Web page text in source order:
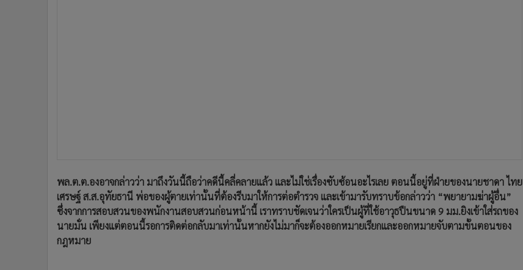
พล.ต.ต.องอาจกล่าวว่า มาถึงวันนี้ถือว่าคดีนี้คลี่คลายแล้ว และไม่ใช่เรื่องซับซ้อนอะไรเลย ตอนนี้อยู่ที่ฝ่ายของนายชาดา ไทย
เศรษฐ์ ส.ส.อุทัยธานี พ่อของผู้ตายเท่านั้นที่ต้องรีบมาให้การต่อตำรวจ และเข้ามารับทราบข้อกล่าวว่า “พยายามฆ่าผู้อื่น”
ซึ่งจากการสอบสวนของพนักงานสอบสวนก่อนหน้านี้ เราทราบชัดเจนว่าใครเป็นผู้ที่ใช้อาวุธปืนขนาด 9 มม.ยิงเข้าใส่รถของ
นายมั่น เพียงแต่ตอนนี้รอการติดต่อกลับมาเท่านั้นหากยังไม่มาก็จะต้องออกหมายเรียกและออกหมายจับตามขั้นตอนของ
กฎหมาย